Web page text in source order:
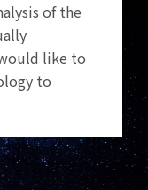
of the
like to
to